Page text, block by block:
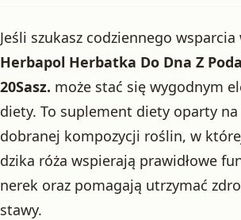
Jeśli szukasz codziennego
Herbapol Herbatka Do Dna Z
20Sasz. może stać się wygodnym
diety. To suplement diety oparty
dobranej kompozycji roślin, w
dzika róża wspierają prawidłowe
nerek oraz pomagają utrzymać
stawy.